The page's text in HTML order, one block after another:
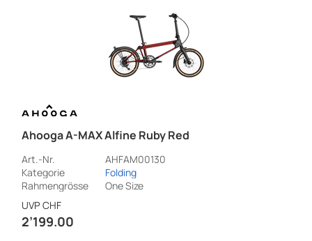
Ahooga A-MAX Alfine Ruby Red
Art.-Nr.
AHFAM00130
Kategorie
Folding
Rahmengrösse
One Size
UVP CHF
2’199.00